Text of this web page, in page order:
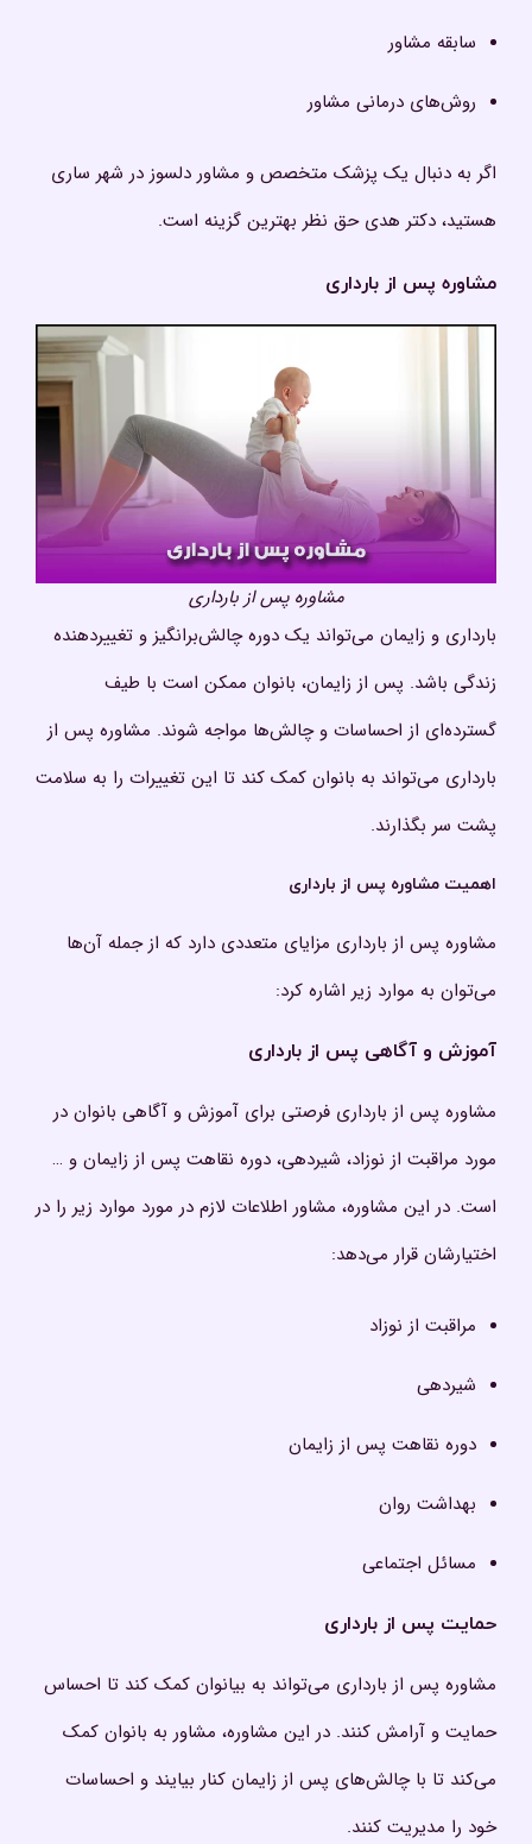
سابقه مشاور
روش‌های درمانی مشاور
اگر به دنبال یک پزشک متخصص و مشاور دلسوز در شهر ساری
هستید، دکتر هدی حق نظر بهترین گزینه است.
مشاوره پس از بارداری
مشاوره پس از بارداری
بارداری و زایمان می‌تواند یک دوره چالش‌برانگیز و تغییردهنده
زندگی باشد. پس از زایمان، بانوان ممکن است با طیف
گسترده‌ای از احساسات و چالش‌ها مواجه شوند. مشاوره پس از
بارداری می‌تواند به بانوان کمک کند تا این تغییرات را به سلامت
پشت سر بگذارند.
اهمیت مشاوره پس از بارداری
مشاوره پس از بارداری مزایای متعددی دارد که از جمله آن‌ها
می‌توان به موارد زیر اشاره کرد:
آموزش و آگاهی پس از بارداری
مشاوره پس از بارداری فرصتی برای آموزش و آگاهی بانوان در
مورد مراقبت از نوزاد، شیردهی، دوره نقاهت پس از زایمان و …
است. در این مشاوره، مشاور اطلاعات لازم در مورد موارد زیر را در
اختیارشان قرار می‌دهد:
مراقبت از نوزاد
شیردهی
دوره نقاهت پس از زایمان
بهداشت روان
مسائل اجتماعی
حمایت پس از بارداری
مشاوره پس از بارداری می‌تواند به بیانوان کمک کند تا احساس
حمایت و آرامش کنند. در این مشاوره، مشاور به بانوان کمک
می‌کند تا با چالش‌های پس از زایمان کنار بیایند و احساسات
خود را مدیریت کنند.